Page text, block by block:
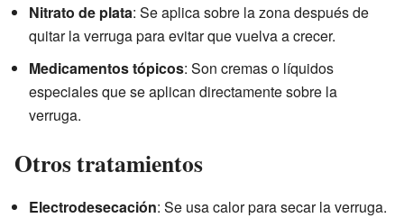
Nitrato de plata: Se aplica sobre la zona después de
quitar la verruga para evitar que vuelva a crecer.
Medicamentos tópicos: Son cremas o líquidos
especiales que se aplican directamente sobre la
verruga.
Otros tratamientos
Electrodesecación: Se usa calor para secar la verruga.